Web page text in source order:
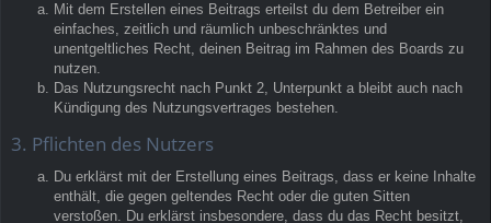
Mit dem Erstellen eines Beitrags erteilst du dem Betreiber ein
einfaches, zeitlich und räumlich unbeschränktes und
unentgeltliches Recht, deinen Beitrag im Rahmen des Boards zu
nutzen.
Das Nutzungsrecht nach Punkt 2, Unterpunkt a bleibt auch nach
Kündigung des Nutzungsvertrages bestehen.
3. Pflichten des Nutzers
Du erklärst mit der Erstellung eines Beitrags, dass er keine Inhalte
enthält, die gegen geltendes Recht oder die guten Sitten
verstoßen. Du erklärst insbesondere, dass du das Recht besitzt,